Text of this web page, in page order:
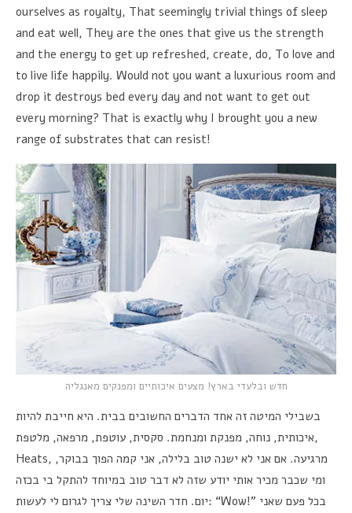
ourselves as royalty, That seemingly trivial things of sleep
and eat well, They are the ones that give us the strength
and the energy to get up refreshed, create, do, To love and
to live life happily. Would not you want a luxurious room and
drop it destroys bed every day and not want to get out
every morning? That is exactly why I brought you a new
range of substrates that can resist!
חדש ובלעדי בארץ! מצעים איכותיים ומפנקים מאנגליה
בשבילי המיטה זה אחד הדברים החשובים בבית. היא חייבת להיות
איכותית, נוחה, מפנקת ומנחמת. סקסית, עוטפת, מרפאה, מלטפת
,
Heats,
מרגיעה. אם אני לא ישנה טוב בלילה, אני קמה הפוך בבוקר,
ומי שכבר מכיר אותי יודע שזה לא דבר טוב במיוחד להתקל בי בכזה
יום. חדר השינה שלי צריך לגרום לי לעשות : “Wow!” בכל פעם שאני